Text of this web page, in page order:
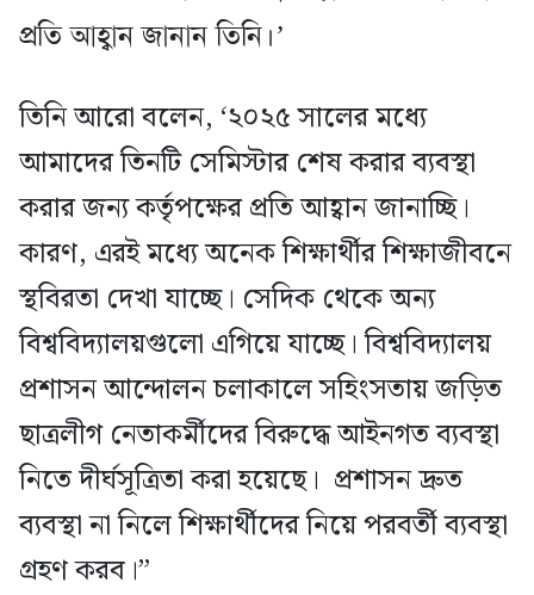
প্রতি আহ্বান জানান তিনি।’
তিনি আরো বলেন, ‘২০২৫ সালের মধ্যে
আমাদের তিনটি সেমিস্টার শেষ করার ব্যবস্থা
করার জন্য কর্তৃপক্ষের প্রতি আহ্বান জানাচ্ছি।
কারণ, এরই মধ্যে অনেক শিক্ষার্থীর শিক্ষাজীবনে
স্থবিরতা দেখা যাচ্ছে। সেদিক থেকে অন্য
বিশ্ববিদ্যালয়গুলো এগিয়ে যাচ্ছে। বিশ্ববিদ্যালয়
প্রশাসন আন্দোলন চলাকালে সহিংসতায় জড়িত
ছাত্রলীগ নেতাকর্মীদের বিরুদ্ধে আইনগত ব্যবস্থা
নিতে দীর্ঘসূত্রিতা করা হয়েছে। প্রশাসন দ্রুত
ব্যবস্থা না নিলে শিক্ষার্থীদের নিয়ে পরবর্তী ব্যবস্থা
গ্রহণ করব।”